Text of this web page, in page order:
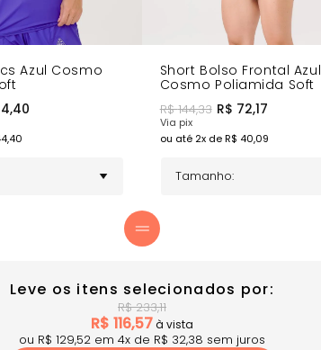
Azul Cosmo
Short Bolso Frontal Azul
Cosmo Poliamida Soft
R$144,33 R$ 72,17
Via pix
ou até 2x de R$ 40,09
Leve os itens selecionados por:
R$233,11
R$ 116,57à vista
ou R$ 129,52 em 4x de R$ 32,38 sem juros